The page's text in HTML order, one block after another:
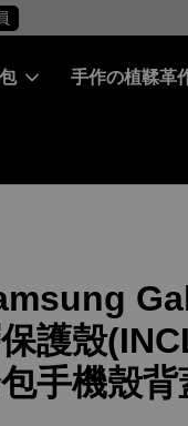
員
手作の植鞣革
護殼
手機殼背